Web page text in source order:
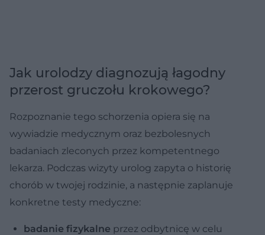
Jak urolodzy diagnozują łagodny
przerost gruczołu krokowego?
Rozpoznanie tego schorzenia opiera się na
wywiadzie medycznym oraz bezbolesnych
badaniach zleconych przez kompetentnego
lekarza. Podczas wizyty urolog zapyta o historię
chorób w twojej rodzinie, a następnie zaplanuje
konkretne testy medyczne:
badanie fizykalne przez odbytnicę w celu